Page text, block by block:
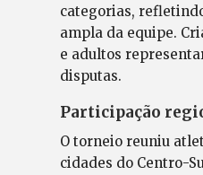
categorias,
ampla da equipe.
e adultos
disputas.
Participação
O torneio reuniu
cidades do Centro-